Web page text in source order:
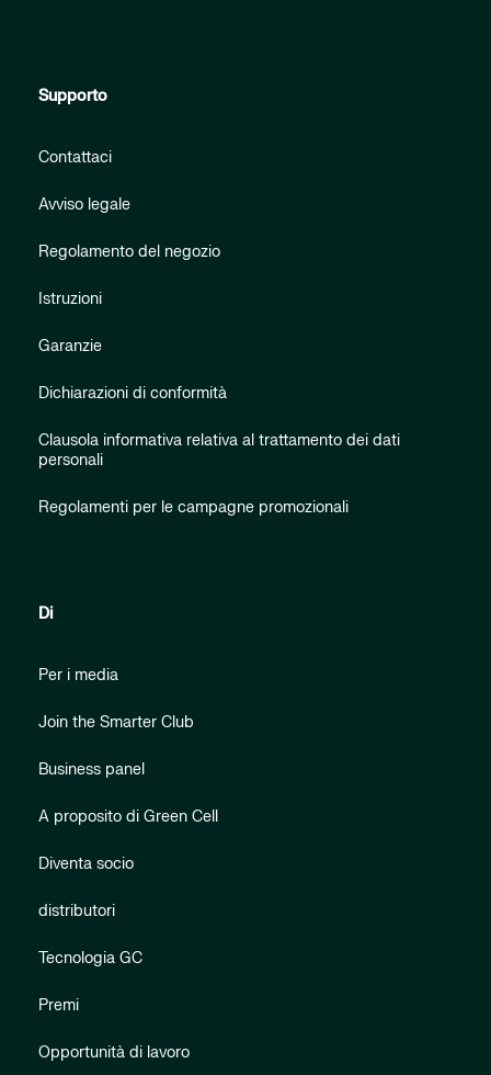
Supporto
Contattaci
Avviso legale
Regolamento del negozio
Istruzioni
Garanzie
Dichiarazioni di conformità
Clausola informativa relativa al trattamento dei dati
personali
Regolamenti per le campagne promozionali
Di
Per i media
Join the Smarter Club
Business panel
A proposito di Green Cell
Diventa socio
distributori
Tecnologia GC
Premi
Opportunità di lavoro